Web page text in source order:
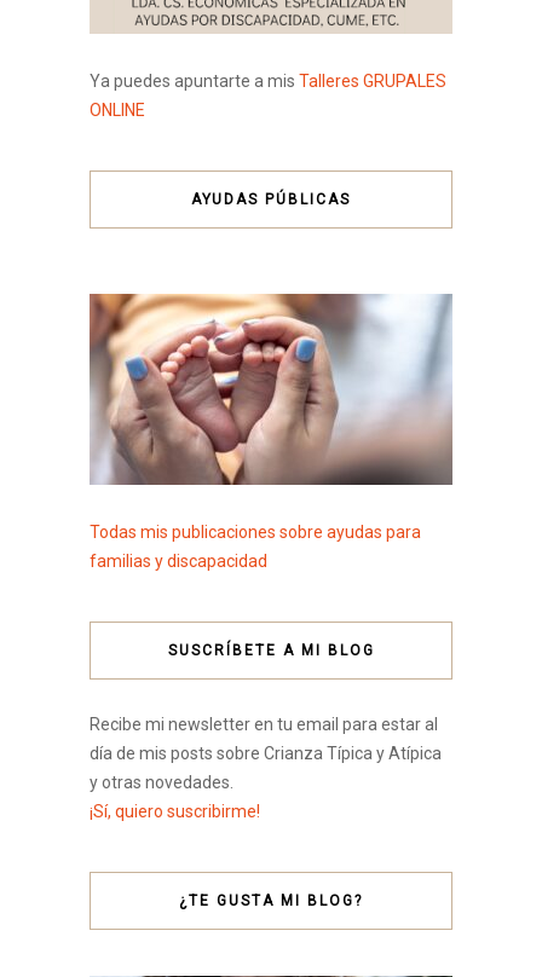
Ya puedes apuntarte a mis Talleres GRUPALES
ONLINE
AYUDAS PÚBLICAS
Todas mis publicaciones sobre ayudas para
familias y discapacidad
SUSCRÍBETE A MI BLOG
Recibe mi newsletter en tu email para estar al
día de mis posts sobre Crianza Típica y Atípica
y otras novedades.
¡Sí, quiero suscribirme!
¿TE GUSTA MI BLOG?